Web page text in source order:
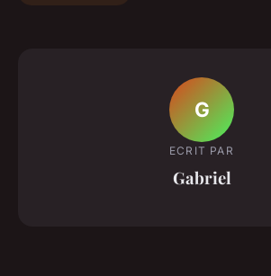
G
ECRIT PAR
Gabriel